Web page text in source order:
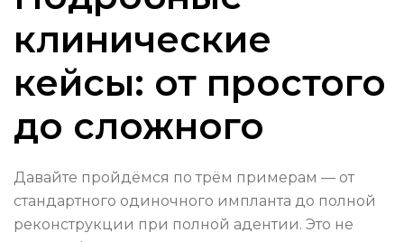
клинические
кейсы: от простого
до сложного
Давайте пройдёмся по трём примерам — от
стандартного одиночного импланта до полной
реконструкции при полной адентии. Это не